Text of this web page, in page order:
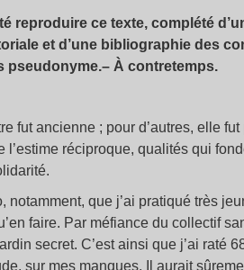
reproduire ce texte, complété
et d’une bibliographie des
pseudonyme.– À contretemps.
fut ancienne ; pour d’autres, elle
réciproque, qualités qui
que j’ai pratiqué très
faire. Par méfiance du collectif
secret. C’est ainsi que j’ai raté
sur mes manques. Il aurait